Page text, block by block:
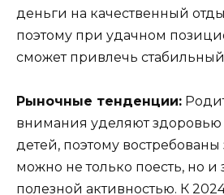
деньги на качественный
поэтому при удачном
сможет привлечь стабильный
Рыночные тенденции:
внимания уделяют
детей, поэтому востребованы
можно не только поесть, но и
полезной активностью. К